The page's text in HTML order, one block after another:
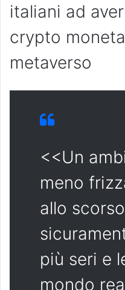
italiani ad
crypto
metaverso
<<Un
meno
allo
più seri e
mondo